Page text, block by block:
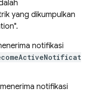
yang dikumpulkan
notifikasi
notifikasi